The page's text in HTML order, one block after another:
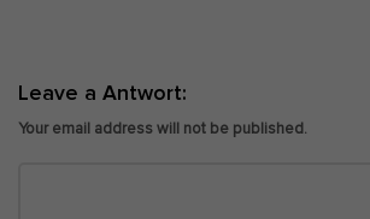
Leave a Antwort:
Your email address will not be published.